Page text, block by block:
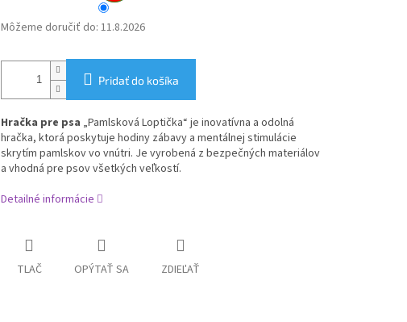
Môžeme doručiť do: 11.8.2026
Pridať do košíka
Hračka pre psa „Pamlsková Loptička“ je inovatívna a odolná
hračka, ktorá poskytuje hodiny zábavy a mentálnej stimulácie
skrytím pamlskov vo vnútri. Je vyrobená z bezpečných materiálov
a vhodná pre psov všetkých veľkostí.
Detailné informácie
TLAČ OPÝTAŤ SA ZDIEĽAŤ